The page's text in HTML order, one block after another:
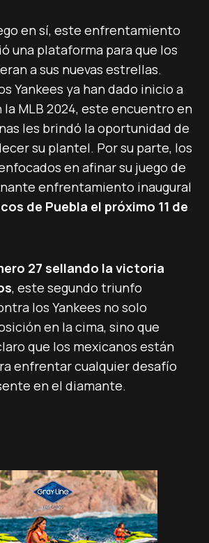
en sí, este enfrentamiento
una plataforma para que los
a sus nuevas estrellas.
Yankees ya han dado inicio a
la MLB 2024, este encuentro en
les brindó la oportunidad de
su plantel. Por su parte, los
en afinar su juego de
enfrentamiento inaugural
de Puebla el próximo 11 de
27 sellando la victoria
, este segundo triunfo
los Yankees no solo
en la cima, sino que
que los mexicanos están
enfrentar cualquier desafío
en el diamante.